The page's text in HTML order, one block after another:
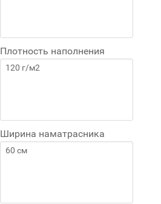
Плотность наполнения
Ширина наматрасника